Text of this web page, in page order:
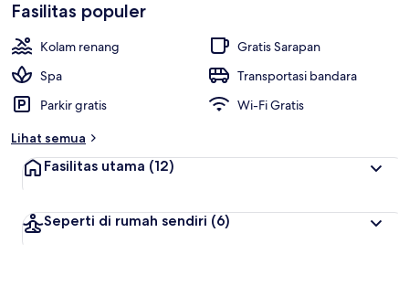
Fasilitas populer
Kolam renang
Gratis Sarapan
Spa
Transportasi bandara
Parkir gratis
Wi-Fi Gratis
Lihat semua
Fasilitas utama (12)
Seperti di rumah sendiri (6)